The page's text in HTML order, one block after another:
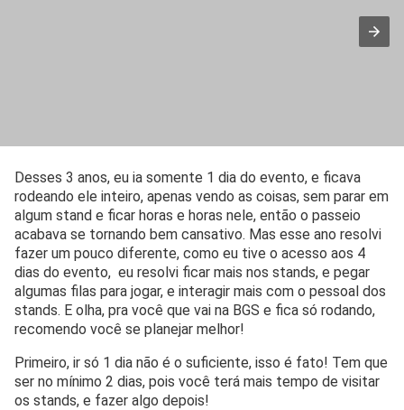
Desses 3 anos, eu ia somente 1 dia do evento, e ficava
rodeando ele inteiro, apenas vendo as coisas, sem parar em
algum stand e ficar horas e horas nele, então o passeio
acabava se tornando bem cansativo. Mas esse ano resolvi
fazer um pouco diferente, como eu tive o acesso aos 4
dias do evento, eu resolvi ficar mais nos stands, e pegar
algumas filas para jogar, e interagir mais com o pessoal dos
stands. E olha, pra você que vai na BGS e fica só rodando,
recomendo você se planejar melhor!
Primeiro, ir só 1 dia não é o suficiente, isso é fato! Tem que
ser no mínimo 2 dias, pois você terá mais tempo de visitar
os stands, e fazer algo depois!